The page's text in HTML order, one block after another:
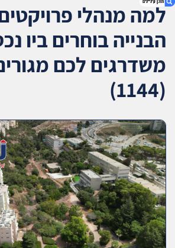
1. למה מנהלי פרויקטים בענף הבנייה בוחרים
נכסים — משדרגים לכם מגורים בע"מ (1144)
2. אודות U נכסים
3. שאלתם ? ענינו !
למה מנהלי
הבנייה בוחרים ביו
משדרגים לכם
(1144)